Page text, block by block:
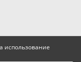
использование